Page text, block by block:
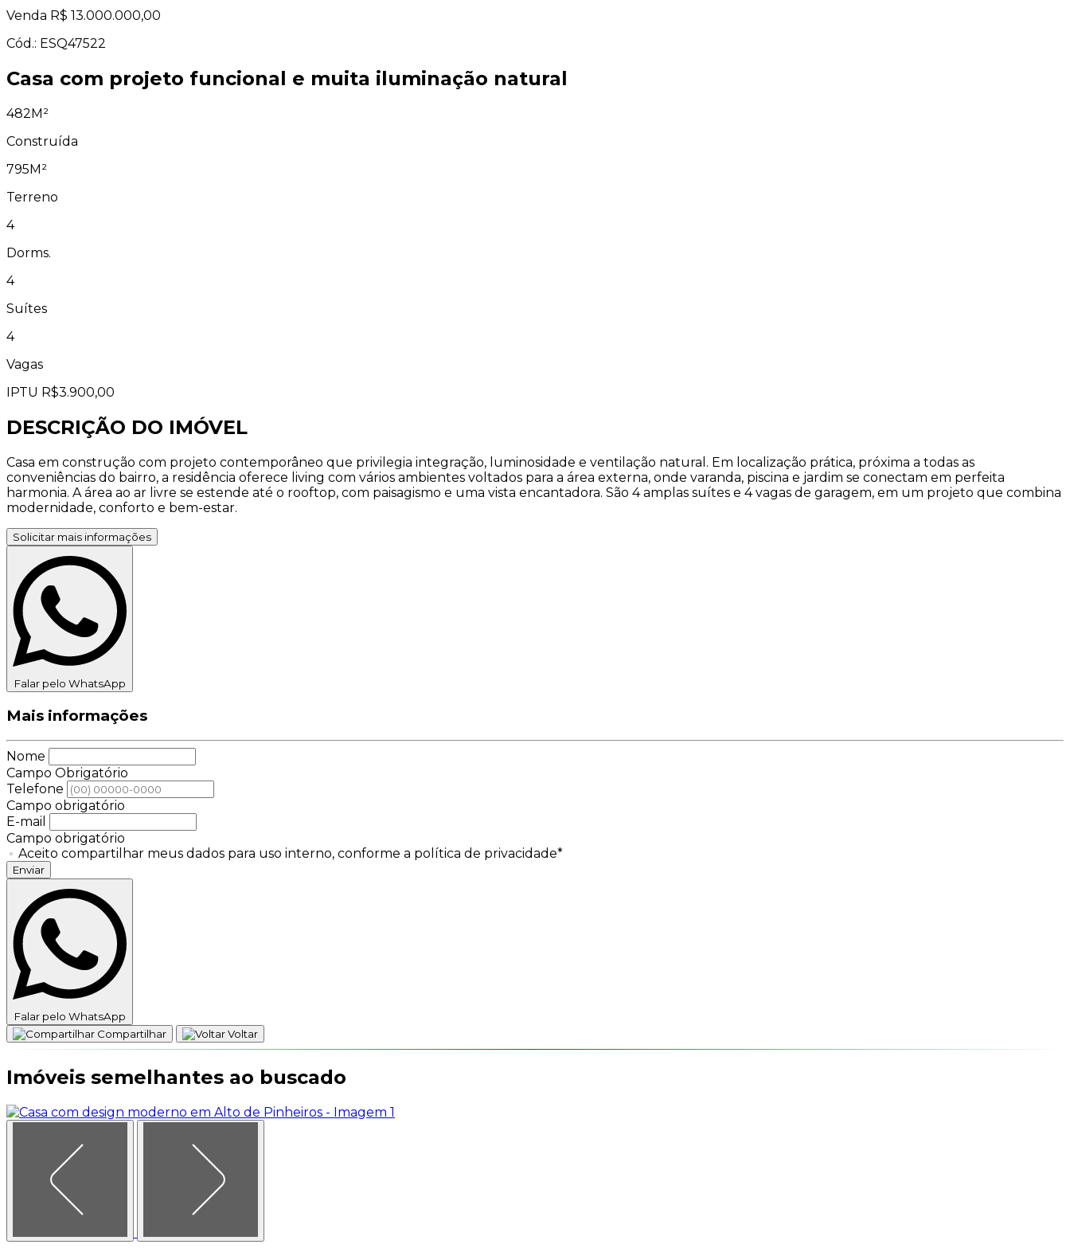
Venda R$ 13.000.000,00
Cód.: ESQ47522
Casa com projeto funcional e muita iluminação natural
482M²
Construída
795M²
Terreno
4
Dorms.
4
Suítes
4
Vagas
IPTU R$3.900,00
DESCRIÇÃO DO IMÓVEL
Casa em construção com projeto contemporâneo que privilegia integração, luminosidade e ventilação natural. Em localização prática, próxima a todas as
conveniências do bairro, a residência oferece living com vários ambientes voltados para a área externa, onde varanda, piscina e jardim se conectam em perfeita
harmonia. A área ao ar livre se estende até o rooftop, com paisagismo e uma vista encantadora. São 4 amplas suítes e 4 vagas de garagem, em um projeto que combina
modernidade, conforto e bem-estar.
Solicitar mais informações
Falar pelo WhatsApp
Mais informações
Nome
Campo Obrigatório
Telefone
Campo obrigatório
E-mail
Campo obrigatório
Aceito compartilhar meus dados para uso interno, conforme a política de privacidade*
Enviar
Falar pelo WhatsApp
Compartilhar
Voltar
Imóveis semelhantes ao buscado